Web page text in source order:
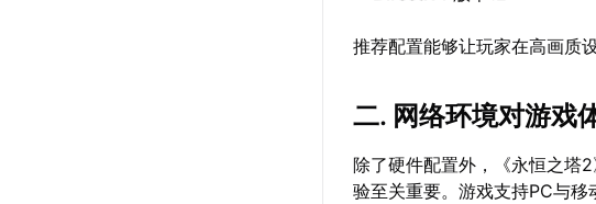
推荐配置能够让玩家在高画质
二. 网络环境对游戏
除了硬件配置外，《永恒之塔
验至关重要。游戏支持PC与